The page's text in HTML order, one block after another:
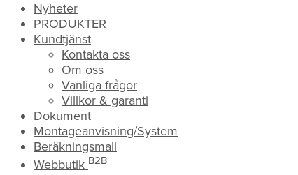
Nyheter
PRODUKTER
Kundtjänst
Kontakta oss
Om oss
Vanliga frågor
Villkor & garanti
Dokument
Montageanvisning/System
Beräkningsmall
Webbutik B2B